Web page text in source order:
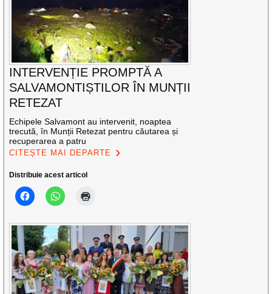
INTERVENȚIE PROMPTĂ A
SALVAMONTIȘTILOR ÎN MUNȚII
RETEZAT
Echipele Salvamont au intervenit, noaptea
trecută, în Munții Retezat pentru căutarea și
recuperarea a patru
CITEȘTE MAI DEPARTE
Distribuie acest articol